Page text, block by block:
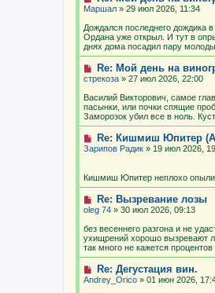
Маршал » 29 июл 2026, 11:34
Дождался последнего дождика
Ордана уже открыл. И тут в
днях дома посадил пару
Re: Мой день на
стрекоза » 27 июл 2026, 22:00
Василий Викторович, самое
пасынки, или почки спящие
Заморозок убил все в ноль.
Re: Кишмиш Юпитер
Зарипов Радик » 19 июл 2026,
Кишмиш Юпитер неплохо
Re: Вызревание лозы
oleg 74 » 30 июл 2026, 09:13
без весеннего разгона и не
ухищрений хорошо вызревают
так много не кажется
Re: Дегустация вин.
Andrey_Orico » 01 июн 2026,